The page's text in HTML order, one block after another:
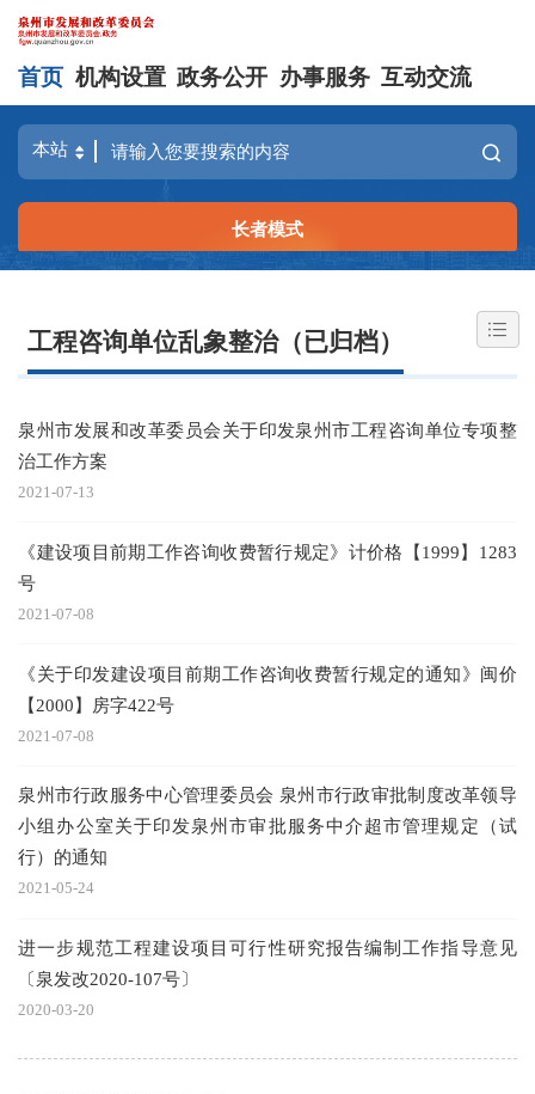
首页 机构设置 政务公开 办事服务 互动交流
长者模式
工程咨询单位乱象整治（已归档）
泉州市发展和改革委员会关于印发泉州市工程咨询单位专项整
治工作方案
2021-07-13
《建设项目前期工作咨询收费暂行规定》计价格【1999】1283
号
2021-07-08
《关于印发建设项目前期工作咨询收费暂行规定的通知》闽价
【2000】房字422号
2021-07-08
泉州市行政服务中心管理委员会 泉州市行政审批制度改革领导
小组办公室关于印发泉州市审批服务中介超市管理规定（试
行）的通知
2021-05-24
进一步规范工程建设项目可行性研究报告编制工作指导意见
〔泉发改2020-107号〕
2020-03-20